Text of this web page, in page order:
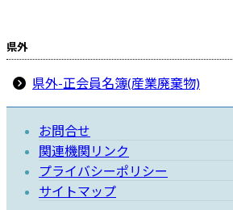
県外
県外-正会員名簿(産業廃棄物)
お問合せ
関連機関リンク
プライバシーポリシー
サイトマップ